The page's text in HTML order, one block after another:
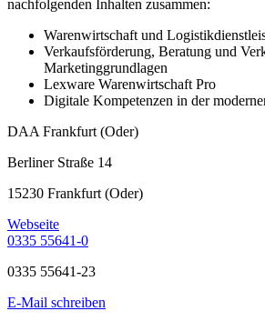
nachfolgenden Inhalten zusammen:
Warenwirtschaft und
Verkaufsförderung, Beratung und
Marketinggrundlagen
Lexware Warenwirtschaft Pro
Digitale Kompetenzen in der
DAA Frankfurt (Oder)
Berliner Straße 14
15230 Frankfurt (Oder)
Webseite
0335 55641-0
0335 55641-23
E-Mail schreiben